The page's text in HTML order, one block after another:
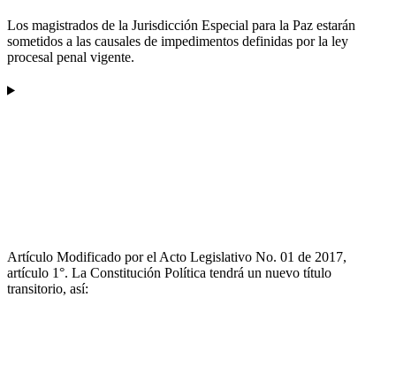
Los magistrados de la Jurisdicción Especial para la Paz estarán
sometidos a las causales de impedimentos definidas por la ley
procesal penal vigente.
Artículo Modificado por el Acto Legislativo No. 01 de 2017,
artículo 1°. La Constitución Política tendrá un nuevo título
transitorio, así: